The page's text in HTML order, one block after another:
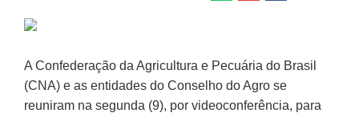
A Confederação da Agricultura e Pecuária do Brasil
(CNA) e as entidades do Conselho do Agro se
reuniram na segunda (9), por videoconferência, para